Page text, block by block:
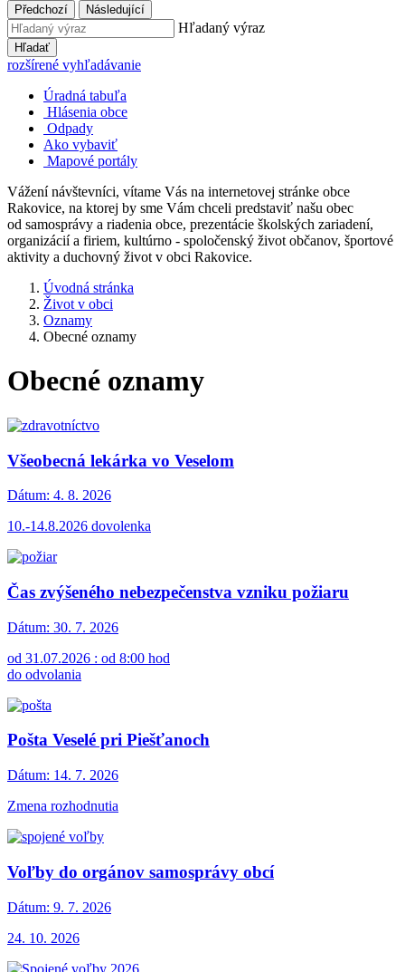
Předchozí Následující
Hľadaný výraz
Hľadať
rozšírené vyhľadávanie
Úradná tabuľa
Hlásenia obce
Odpady
Ako vybaviť
Mapové portály
Vážení návštevníci, vítame Vás na internetovej stránke obce
Rakovice, na ktorej by sme Vám chceli predstaviť našu obec
od samosprávy a riadenia obce, prezentácie školských zariadení,
organizácií a firiem, kultúrno - spoločenský život občanov, športové
aktivity a duchovný život v obci Rakovice.
Úvodná stránka
Život v obci
Oznamy
Obecné oznamy
Obecné oznamy
Všeobecná lekárka vo Veselom
Dátum: 4. 8. 2026
10.-14.8.2026 dovolenka
Čas zvýšeného nebezpečenstva vzniku požiaru
Dátum: 30. 7. 2026
od 31.07.2026 : od 8:00 hod
do odvolania
Pošta Veselé pri Piešťanoch
Dátum: 14. 7. 2026
Zmena rozhodnutia
Voľby do orgánov samosprávy obcí
Dátum: 9. 7. 2026
24. 10. 2026